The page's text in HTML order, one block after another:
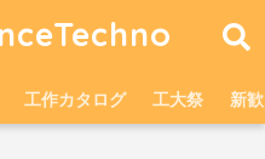
工作カタログ 工大祭 新歓